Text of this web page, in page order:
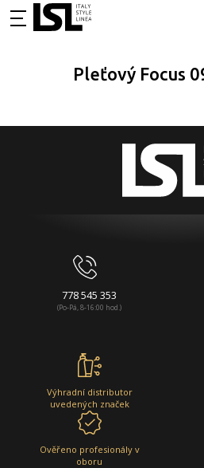
Pleťový Focus
778 545 353
(Po-Pá, 8-16:00 hod.)
Výhradní distributor
uvedených značek
Ověřeno profesionály v
oboru